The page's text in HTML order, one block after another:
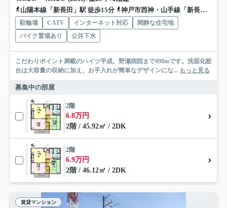
山陽本線「新長田」駅 徒歩15分
神戸市西神・山手線「新長田」駅 徒歩15分
駐輪場 CATV インターネット対応
閑静な住宅地
バイク置場あり
公共下水
こだわりポイント満載のハイツ平成。野瀬病院まで498mです。洗面化粧
台は大容量の収納に加え、お手入れが簡単なデザインにな... もっと見る
募集中の部屋
2階
6.8万円
2階 / 45.92㎡ / 2DK
2階
6.9万円
2階 / 46.12㎡ / 2DK
賃貸マンション